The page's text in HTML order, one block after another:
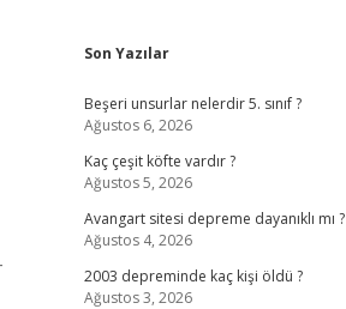
Sidebar
Son Yazılar
Beşeri unsurlar nelerdir 5. sınıf ?
Ağustos 6, 2026
Kaç çeşit köfte vardır ?
Ağustos 5, 2026
Avangart sitesi depreme dayanıklı mı ?
Ağustos 4, 2026
2003 depreminde kaç kişi öldü ?
Ağustos 3, 2026